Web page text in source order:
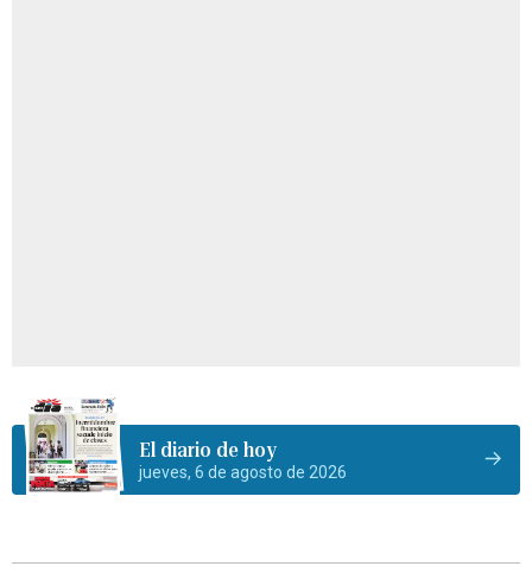
El diario de hoy
jueves, 6 de agosto de 2026